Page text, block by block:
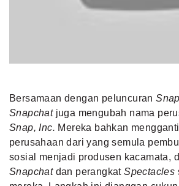
Bersamaan dengan peluncuran
Snapchat juga mengubah nama
Snap, Inc. Mereka bahkan
perusahaan dari yang semula
sosial menjadi produsen kacamata,
Snapchat dan perangkatSpectacles